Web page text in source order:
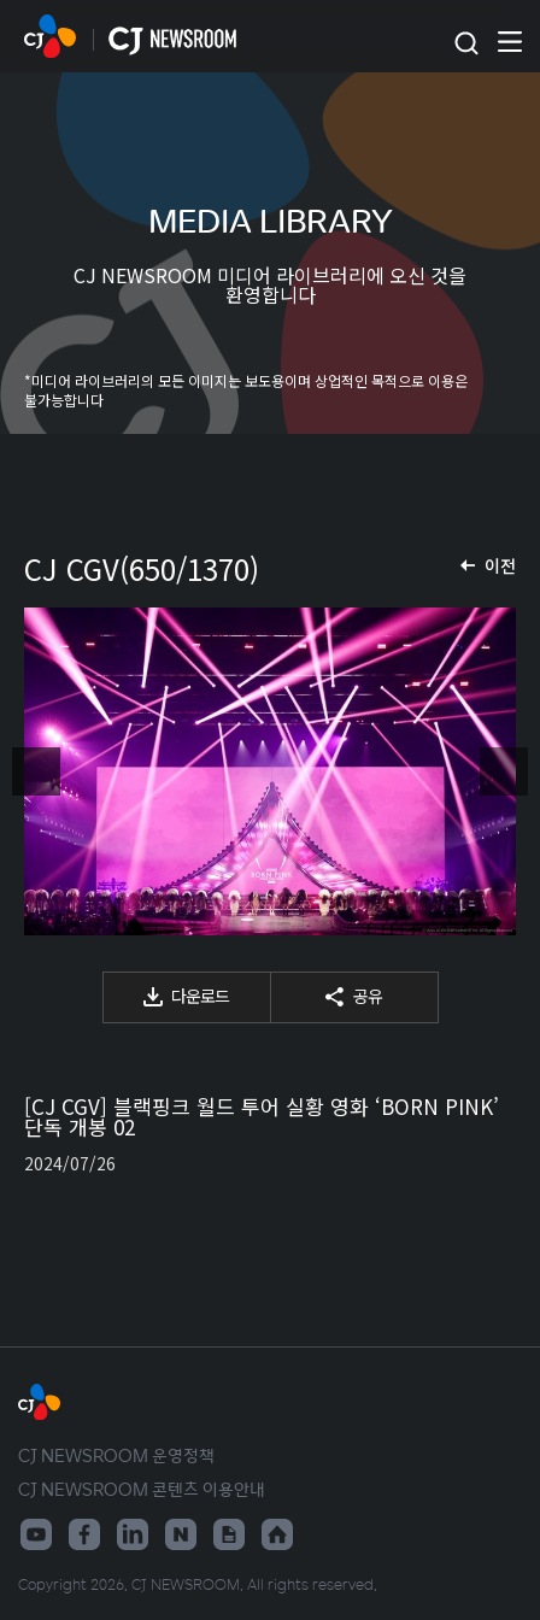
본문 바로가기
MEDIA LIBRARY
CJ NEWSROOM 미디어 라이브러리에 오신 것을
환영합니다
*미디어 라이브러리의 모든 이미지는 보도용이며 상업적인 목적으로 이용은
불가능합니다
이전
CJ CGV(650/1370)
다운로드 공유
[CJ CGV] 블랙핑크 월드 투어 실황 영화 ‘BORN PINK’
단독 개봉 02
2024/07/26
CJ NEWSROOM 운영정책
CJ NEWSROOM 콘텐츠 이용안내
Copyright 2026. CJ NEWSROOM. All rights reserved.